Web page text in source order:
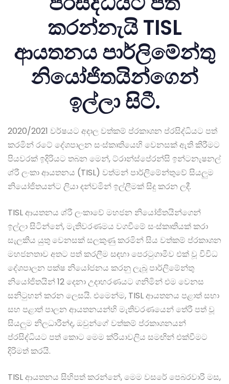
කරන්නැයි TISL
ආයතනය පාර්ලිමේන්තු
නියෝජිතයින්ගෙන්
ඉල්ලා සිටී.
2020/2021 වර්ෂයට අදාල වත්කම් ප්රකාශන ප්රසිද්ධියට පත්
කරමින් රටේ දේශපාලන සංස්කෘතියෙහි වෙනසක් ඇති කිරීමට
පියවරක් ඉදිරියට තබන මෙන්, ට්රාන්ස්පේරන්සි ඉන්ටනැෂනල්
ශ්රී ලංකා ආයතනය (TISL) වත්මන් පාර්ලිමේන්තුවේ සියලුම
නියෝජිතයන්ට ලියා දන්වමින් ඉල්ලීමක් සිදු කරන ලදී.
TISL ආයතනය ශ්රී ලංකාවේ මහජන නියෝජිතයින්ගෙන්
ඉල්ලා සිටින්නේ, මැතිවරණමය වගවීමේ සංස්කෘතියක් කරා
සැලකිය යුතු වෙනසක් සලකුණු කරමින් සිය වත්කම් ප්රකාශන
මහජනතාව අතට පත් කරලීම සඳහා පෙරටුගාමීව එක් වූ විවිධ
දේශපාලන පක්ෂ නියෝජනය කරනු ලැබූ පාර්ලිමේන්තු
නියෝජිතයින් 12 දෙනා උදාහරණයට ගනිමින් එම වෙනස
සනිටුහන් කරන ලෙසයි. එමෙන්ම, TISL ආයතනය පළාත් සභා
සහ පළාත් පාලන ආයතනයන්හි මැතිවරණයෙන් තේරී පත් වූ
සියලුම නිලධාරීන්ද, ඔවුන්ගේ වත්කම් ප්රකාශනයන්
ප්රසිද්ධියට පත් කොට මෙම ක්රියාවලිය සමඟින් එක්වීමට
දිරිමත් කරයි.
TISL ආයතනය සිහිපත් කරන්නේ, මෙම වසරේ පෙබරවාරි මස,